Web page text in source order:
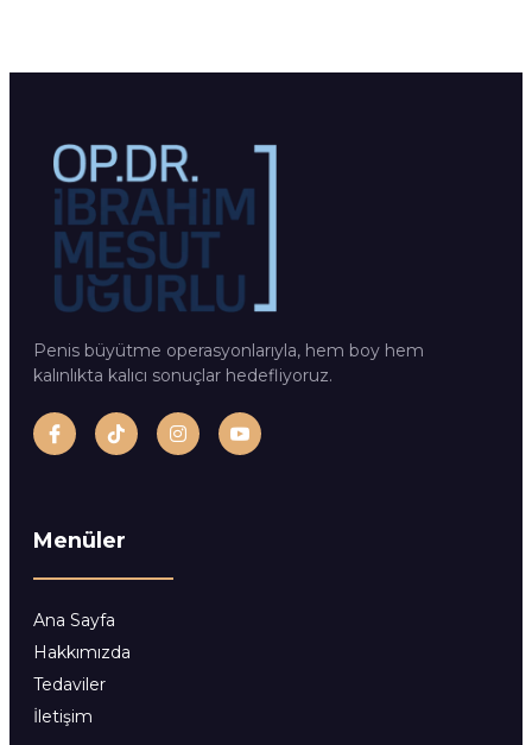
Penis büyütme operasyonlarıyla, hem boy hem
kalınlıkta kalıcı sonuçlar hedefliyoruz.
Menüler
Ana Sayfa
Hakkımızda
Tedaviler
İletişim